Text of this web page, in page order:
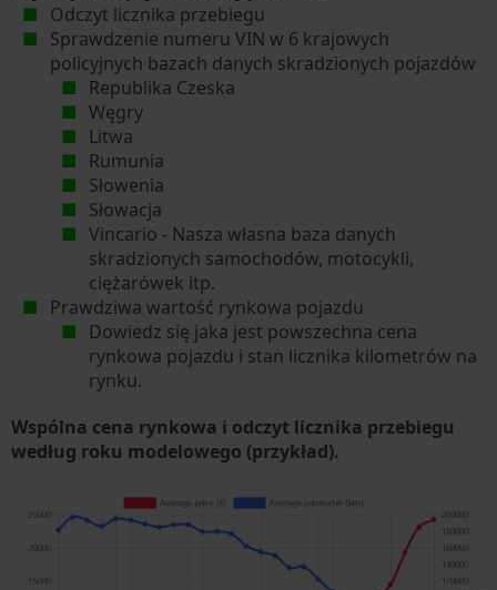
Odczyt licznika przebiegu
Sprawdzenie numeru VIN w 6 krajowych
policyjnych bazach danych skradzionych pojazdów
Republika Czeska
Węgry
Litwa
Rumunia
Słowenia
Słowacja
Vincario - Nasza własna baza danych
skradzionych samochodów, motocykli,
ciężarówek itp.
Prawdziwa wartość rynkowa pojazdu
Dowiedz się jaka jest powszechna cena
rynkowa pojazdu i stan licznika kilometrów na
rynku.
Wspólna cena rynkowa i odczyt licznika przebiegu
według roku modelowego (przykład).